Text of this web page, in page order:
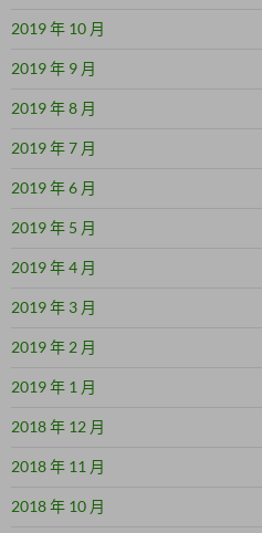
2019 年 10 月
2019 年 9 月
2019 年 8 月
2019 年 7 月
2019 年 6 月
2019 年 5 月
2019 年 4 月
2019 年 3 月
2019 年 2 月
2019 年 1 月
2018 年 12 月
2018 年 11 月
2018 年 10 月